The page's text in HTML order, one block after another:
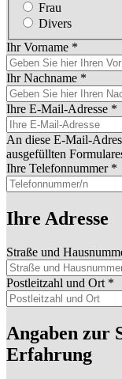
Frau
Divers
Ihr Vorname *
Ihr Nachname *
Ihre E-Mail-Adresse *
An diese E-Mail-
ausgefüllten
Ihre Telefonnummer *
Ihre Adresse
Straße und
Postleitzahl und Ort *
Angaben zur
Erfahrung